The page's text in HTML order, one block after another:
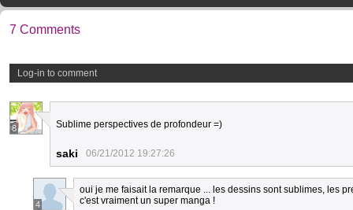
7 Comments
Log-in to comment
8 Sublime perspectives de profondeur =)
saki 06/21/2012 19:27:26
4
oui je me faisait la remarque ... les dessins sont sublimes, les
c'est vraiment un super manga !